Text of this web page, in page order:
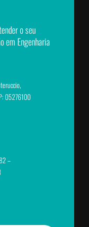
o seu
em Engenharia
05276100
–